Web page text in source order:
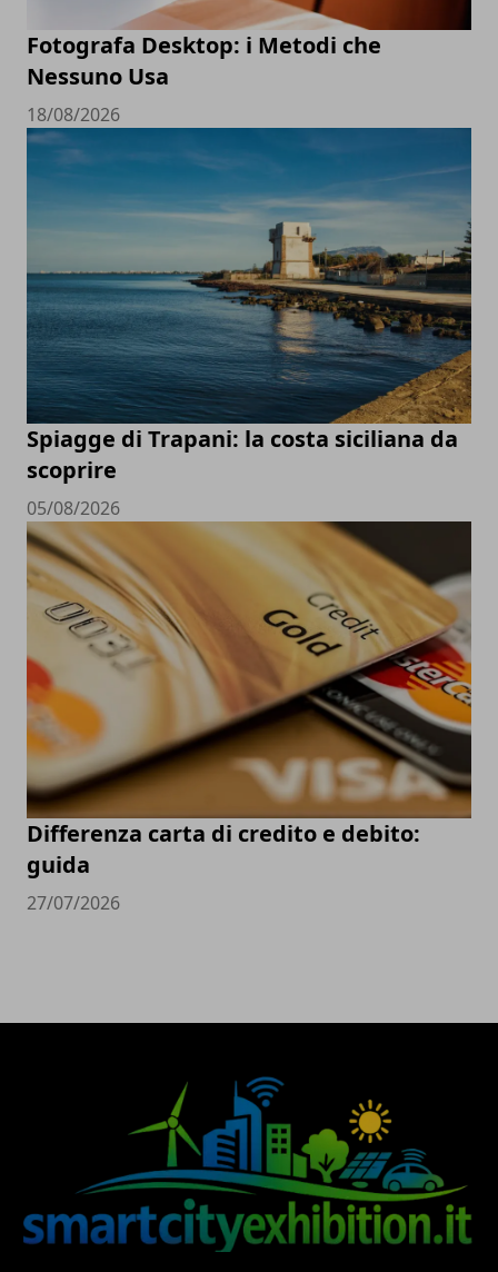
Fotografa Desktop: i Metodi che
Nessuno Usa
18/08/2026
Spiagge di Trapani: la costa siciliana da
scoprire
05/08/2026
Differenza carta di credito e debito:
guida
27/07/2026